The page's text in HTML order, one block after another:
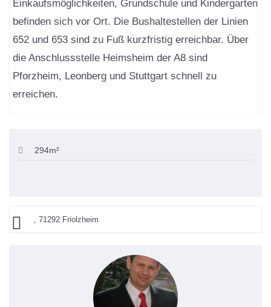
Einkaufsmöglichkeiten, Grundschule und Kindergarten
befinden sich vor Ort. Die Bushaltestellen der Linien
652 und 653 sind zu Fuß kurzfristig erreichbar. Über
die Anschlussstelle Heimsheim der A8 sind
Pforzheim, Leonberg und Stuttgart schnell zu
erreichen.
294m²
, 71292 Friolzheim